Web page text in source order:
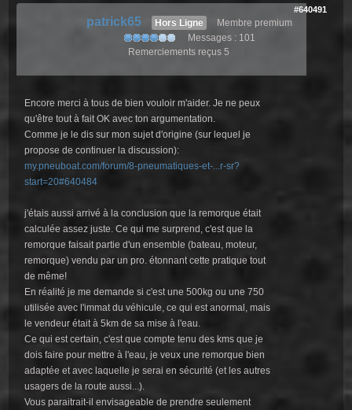
#640491
patrick65 Hors Ligne
Membre premium
Messages : 101
Remerciements reçus 5
Encore merci à tous de bien vouloir m'aider. Je ne peux
qu'être tout à fait OK avec ton argumentation.
Comme je le dis sur mon sujet d'origine (sur lequel je
propose de continuer la discussion):
my.pneuboat.com/forum/8-pneumatiques-et-...r-sr?
start=20#640484
j'étais aussi arrivé à la conclusion que la remorque était
calculée assez juste. Ce qui me surprend, c'est que la
remorque faisait partie d'un ensemble (bateau, moteur,
remorque) vendu par un pro. étonnant cette pratique tout
de même!
En réalité je me demande si c'est une 500kg ou une 750
utilisée avec l'immat du véhicule, ce qui est anormal, mais
le vendeur était à 5km de sa mise à l'eau.
Ce qui est certain, c'est que compte tenu des kms que je
dois faire pour mettre à l'eau, je veux une remorque bien
adaptée et avec laquelle je serai en sécurité (et les autres
usagers de la route aussi...).
Vous paraitrait-il envisageable de prendre seulement